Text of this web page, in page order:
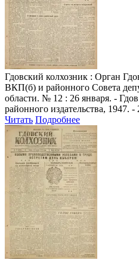
Гдовский колхозник : Орган
ВКП(б) и районного Совета
области. № 12 : 26 января. -
районного издательства, 1947.
Читать Подробнее